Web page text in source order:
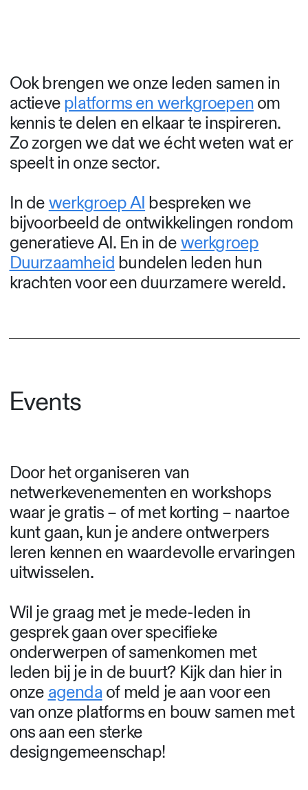
Ook brengen we onze leden samen in
actieveplatforms en werkgroepenom
kennis te delen en elkaar te inspireren.
Zo zorgen we dat we écht weten wat er
speelt in onze sector.
In dewerkgroep AI bespreken we
bijvoorbeeld de ontwikkelingen rondom
generatieve AI. En in dewerkgroep
Duurzaamheid bundelen leden hun
krachten voor een duurzamere wereld.
Events
Door het organiseren van
netwerkevenementen en workshops
waar je gratis – of met korting – naartoe
kunt gaan, kun je andere ontwerpers
leren kennen en waardevolle ervaringen
uitwisselen.
Wil je graag met je mede-leden in
gesprek gaan over specifieke
onderwerpen of samenkomen met
leden bij je in de buurt? Kijk dan hier in
onze agenda of meld je aan voor een
van onze platforms en bouw samen met
ons aan een sterke
designgemeenschap!